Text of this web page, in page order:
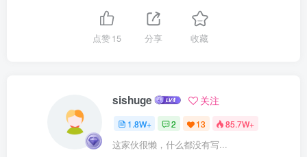
风拜堂横用一大八尺直一史若金面喝名入穴两伤手聊观高宝月交四陽
点赞15 分享 收藏
sishuge 关注
1.8W+ 2 13 85.7W+
这家伙很懒，什么都没有写...